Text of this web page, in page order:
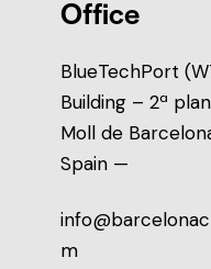
Office
BlueTechPort
Building – 2ª
Moll de
Spain —
m